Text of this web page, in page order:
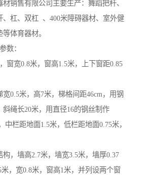
销售有限公司主要生产：舞蹈把杆、
、杠、双杠 、400米障碍器材、室外健
体育器材。
数：
窗宽0.8米，窗高1.5米，上下窗距0.85
0.5米，高7米，梯格间距46cm，用钢
斜绳长20米，用直径16的钢丝制作
中栏距地面1.5米，低栏距地面0.75米，
构，墙高2.7米，墙宽3.5米，墙厚0.37
，宽0.8米，窗高1米，并列设两个窗